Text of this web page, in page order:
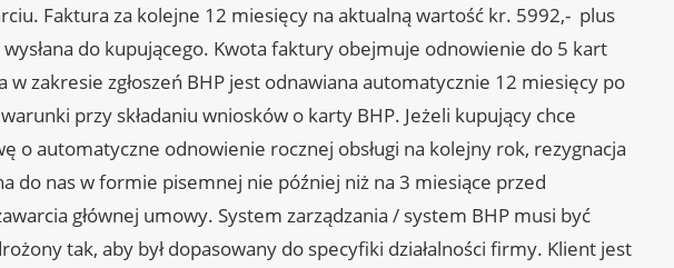
Faktura za kolejne 12 miesięcy na aktualną wartość kr. 5992,- plus
wysłana do kupującego. Kwota faktury obejmuje odnowienie do 5 kart
w zakresie zgłoszeń BHP jest odnawiana automatycznie 12 miesięcy po
przy składaniu wniosków o karty BHP. Jeżeli kupujący chce
o automatyczne odnowienie rocznej obsługi na kolejny rok, rezygnacja
do nas w formie pisemnej nie później niż na 3 miesiące przed
głównej umowy. System zarządzania / system BHP musi być
tak, aby był dopasowany do specyfiki działalności firmy. Klient jest